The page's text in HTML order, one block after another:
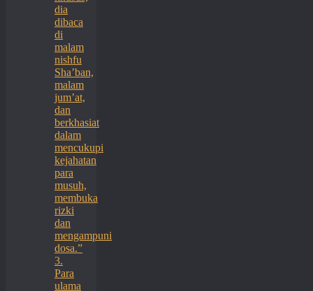
dia
dibaca
di
malam
nishfu
Sha’ban,
malam
jum’at,
dan
berkhasiat
dalam
mencukupi
kejahatan
para
musuh,
membuka
rizki
dan
mengampuni
dosa.”
3.
Para
ulama